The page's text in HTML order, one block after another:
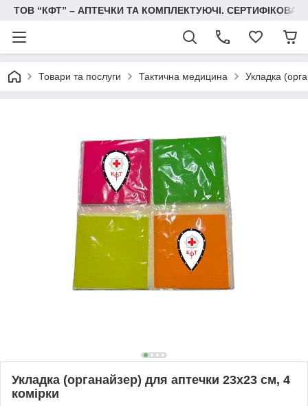
ТОВ “КФТ” – АПТЕЧКИ ТА КОМПЛЕКТУЮЧІ.
Товари та послуги Тактична медицина Укладка
Укладка (органайзер) для аптечки 23х23 см, 4
комірки